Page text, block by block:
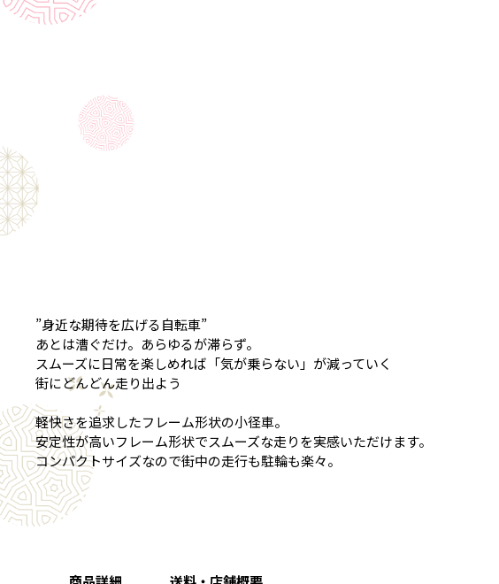
”身近な期待を広げる自転車”
あとは漕ぐだけ。あらゆるが滞らず。
スムーズに日常を楽しめれば「気が乗らない」が減っていく
街にどんどん走り出よう
軽快さを追求したフレーム形状の小径車。
安定性が高いフレーム形状でスムーズな走りを実感いただけます。
コンパクトサイズなので街中の走行も駐輪も楽々。